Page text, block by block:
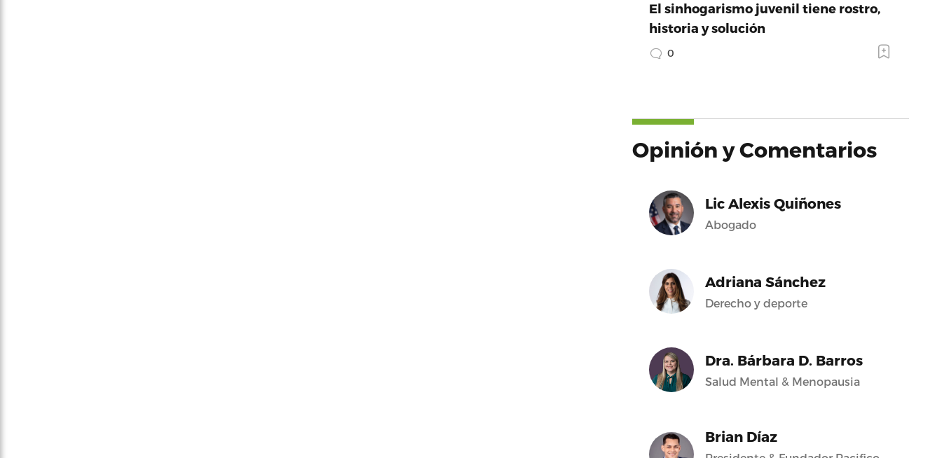
El sinhogarismo juvenil tiene rostro,
historia y solución
0
Opinión y Comentarios
Lic Alexis Quiñones
Abogado
Adriana Sánchez
Derecho y deporte
Dra. Bárbara D. Barros
Salud Mental & Menopausia
Brian Díaz